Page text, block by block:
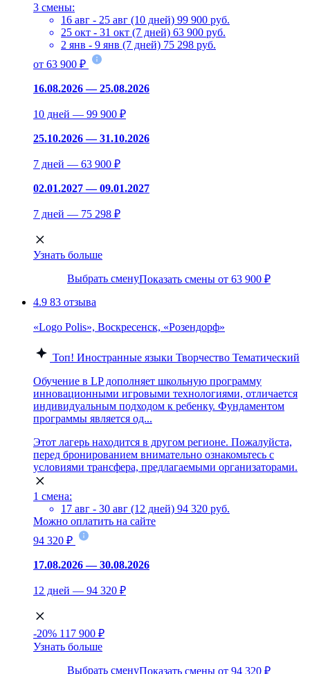
3 смены:
16 авг - 25 авг (10 дней) 99 900 руб.
25 окт - 31 окт (7 дней) 63 900 руб.
2 янв - 9 янв (7 дней) 75 298 руб.
от 63 900 ₽
16.08.2026 — 25.08.2026
10 дней — 99 900 ₽
25.10.2026 — 31.10.2026
7 дней — 63 900 ₽
02.01.2027 — 09.01.2027
7 дней — 75 298 ₽
Узнать больше
Выбрать сменуПоказать смены от 63 900 ₽
4.9 83 отзыва
«Logo Polis», Воскресенск, «Розендорф»
Топ! Иностранные языки Творчество Тематический
Обучение в LP дополняет школьную программу
инновационными игровыми технологиями, отличается
индивидуальным подходом к ребенку. Фундаментом
программы является од...
Этот лагерь находится в другом регионе. Пожалуйста,
перед бронированием внимательно ознакомьтесь с
условиями трансфера, предлагаемыми организаторами.
1 смена:
17 авг - 30 авг (12 дней) 94 320 руб.
Можно оплатить на сайте
94 320 ₽
17.08.2026 — 30.08.2026
12 дней — 94 320 ₽
-20% 117 900 ₽
Узнать больше
Выбрать сменуПоказать смены от 94 320 ₽